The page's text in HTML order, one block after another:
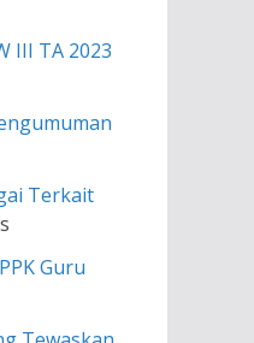
III TA 2023
Terkait
Guru